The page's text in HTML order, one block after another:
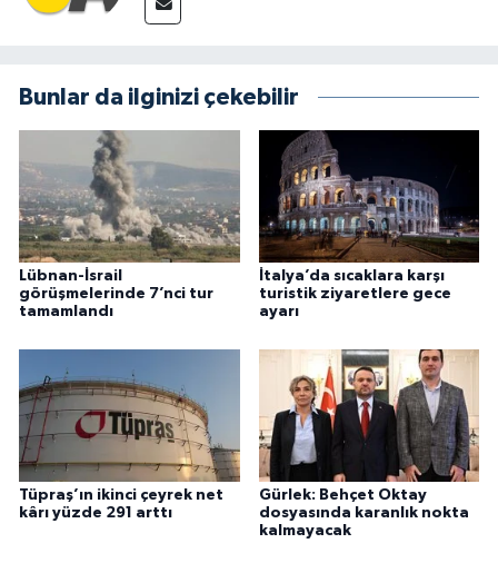
Bunlar da ilginizi çekebilir
Lübnan-İsrail
görüşmelerinde 7’nci tur
tamamlandı
İtalya’da sıcaklara karşı
turistik ziyaretlere gece
ayarı
Tüpraş’ın ikinci çeyrek net
kârı yüzde 291 arttı
Gürlek: Behçet Oktay
dosyasında karanlık nokta
kalmayacak